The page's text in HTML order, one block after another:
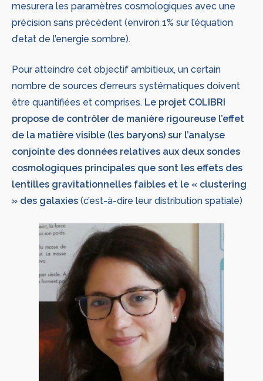
mesurera les paramètres cosmologiques avec une
précision sans précédent (environ 1% sur l’équation
d’etat de l’energie sombre).
Pour atteindre cet objectif ambitieux, un certain
nombre de sources d’erreurs systématiques doivent
être quantifiées et comprises. Le projet COLIBRI
propose de contrôler de manière rigoureuse l’effet
de la matière visible (les baryons) sur l’analyse
conjointe des données relatives aux deux sondes
cosmologiques principales que sont les effets des
lentilles gravitationnelles faibles et le « clustering
» des galaxies (c’est-à-dire leur distribution spatiale)